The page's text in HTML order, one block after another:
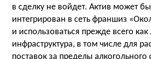
в сделку не войдет. Актив может
интегрирован в сеть франшиз
и использоваться прежде всего как
инфраструктура, в том числе для
поставок за пределы алкогольного